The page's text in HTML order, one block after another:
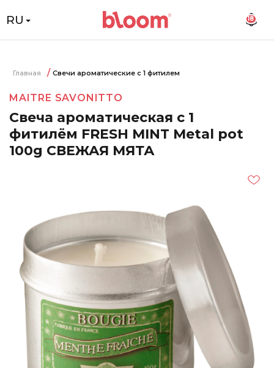
RU 18
Главная Свечи ароматические с 1 фитилем
MAITRE SAVONITTO
Свеча ароматическая с 1
фитилём FRESH MINT Metal pot
100g СВЕЖАЯ МЯТА